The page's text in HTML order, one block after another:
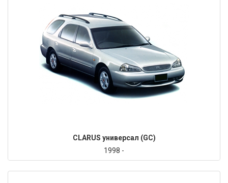
CLARUS универсал (GC)
1998 -